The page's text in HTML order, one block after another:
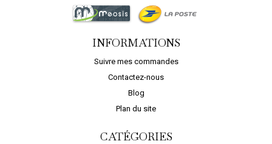
INFORMATIONS
Suivre mes commandes
Contactez-nous
Blog
Plan du site
CATÉGORIES